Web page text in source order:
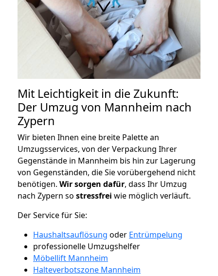
Mit Leichtigkeit in die Zukunft:
Der Umzug von Mannheim nach
Zypern
Wir bieten Ihnen eine breite Palette an
Umzugsservices, von der Verpackung Ihrer
Gegenstände in Mannheim bis hin zur Lagerung
von Gegenständen, die Sie vorübergehend nicht
benötigen. Wir sorgen dafür, dass Ihr Umzug
nach Zypern so stressfrei wie möglich verläuft.
Der Service für Sie:
Haushaltsauflösung oder Entrümpelung
professionelle Umzugshelfer
Möbellift Mannheim
Halteverbotszone Mannheim